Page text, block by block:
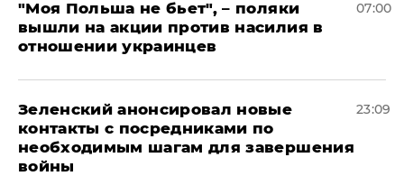
"Моя Польша не бьет", – поляки
вышли на акции против насилия в
отношении украинцев
07:00
Зеленский анонсировал новые
контакты с посредниками по
необходимым шагам для завершения
войны
23:09